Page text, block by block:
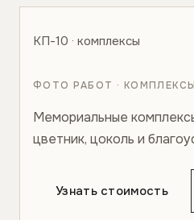
КП-10 · комплексы
ФОТО РАБОТ ·
Мемориальные
цветник, цоколь и
Узнать стоимость